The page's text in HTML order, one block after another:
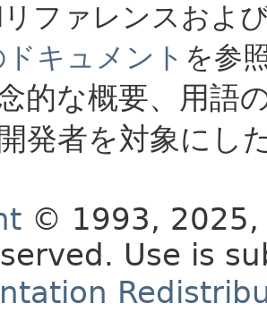
ファレンスおよ
キュメント を参
的な概要、用語
発者を対象にし
© 1993,
Use is